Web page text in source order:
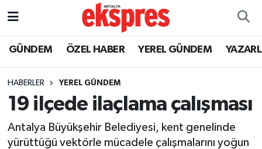
GÜNDEM ÖZEL HABER YEREL GÜNDEM
HABERLER YEREL GÜNDEM
19 ilçede ilaçlama çalışması
Antalya Büyükşehir Belediyesi, kent genelinde
yürüttüğü vektörle mücadele çalışmalarını yoğun
ÖZEL HABER
YEREL GÜNDEM
EKONOMİ
Nöbetçi Eczaneler
Trafik Durumu
Süper Lig Puan Durumu ve Fikstür